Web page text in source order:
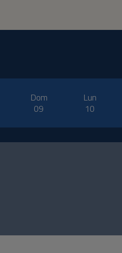
Dom
09
Lun
10